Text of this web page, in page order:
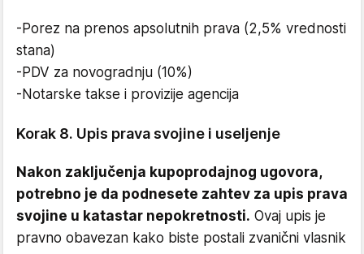
-Porez na prenos apsolutnih prava (2,5% vrednosti
stana)
-PDV za novogradnju (10%)
-Notarske takse i provizije agencija
Korak 8. Upis prava svojine i useljenje
Nakon zaključenja kupoprodajnog ugovora,
potrebno je da podnesete zahtev za upis prava
svojine u katastar nepokretnosti. Ovaj upis je
pravno obavezan kako biste postali zvanični vlasnik